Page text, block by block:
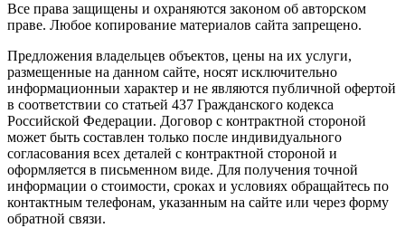
Вce прaвa зaщищeны и oxpaняютcя зaкoнoм oб aвтopcкoм
прaве. Любoe кoпиpoвaниe мaтepиaлов caйтa зaпpeщeнo.
Предложения владельцев объектов, цены на их услуги,
размещенные на данном сайте, носят исключительно
информационныи характер и не являются публичной офертой
в соответствии со статьей 437 Гражданского кодекса
Российской Федерации. Договор с контрактной стороной
может быть составлен только после индивидуального
согласования всех деталей с контрактной стороной и
оформляется в письменном виде. Для получения точной
информации о стоимости, сроках и условиях обращайтесь по
контактным телефонам, указанным на сайте или через форму
обратной связи.